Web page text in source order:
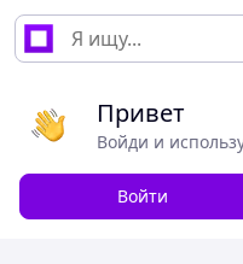
Привет
Войди и
Войти